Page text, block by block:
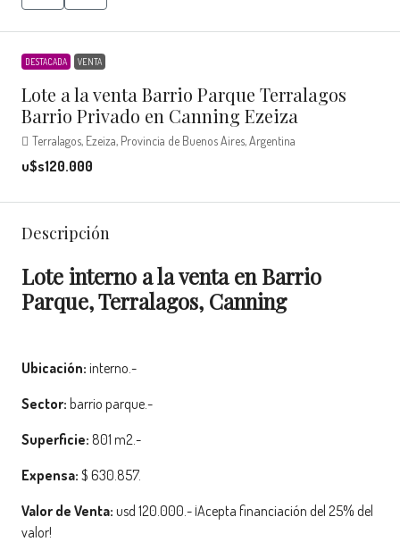
DESTACADA VENTA
Lote a la venta Barrio Parque Terralagos
Barrio Privado en Canning Ezeiza
Terralagos, Ezeiza, Provincia de Buenos Aires, Argentina
u$s120.000
Descripción
Lote interno a la venta en Barrio
Parque, Terralagos, Canning
Ubicación: interno.-
Sector: barrio parque.-
Superficie: 801 m2.-
Expensa: $ 630.857.
Valor de Venta: usd 120.000.- ¡Acepta financiación del 25% del
valor!